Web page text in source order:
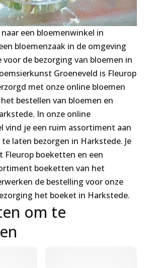
een bloemenwinkel in
bloemenzaak in de omgeving
de bezorging van bloemen in
Groeneveld is Fleurop
met onze online bloemen
bestellen van bloemen en
In onze online
vind je een ruim assortiment aan
laten bezorgen in Harkstede. Je
Fleurop boeketten en een
boeketten van het
de bestelling voor onze
het boeket in Harkstede.
om te